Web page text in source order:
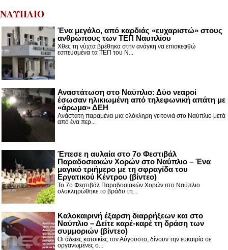
ΝΑΥΠΛΙΟ
Ένα μεγάλο, από καρδιάς «ευχαριστώ» στους
ανθρώπους των ΤΕΠ Ναυπλίου
Χθες τη νύχτα βρέθηκα στην ανάγκη να επισκεφθώ
εσπευσμένα τα ΤΕΠ του Ν...
Αναστάτωση στο Ναύπλιο: Δύο νεαροί
έσωσαν ηλικιωμένη από τηλεφωνική απάτη με
«άρωμα» ΔΕΗ
Ανάστατη παραμένει μια ολόκληρη γειτονιά στο Ναύπλιο μετά
από ένα περ...
Έπεσε η αυλαία στο 7ο Φεστιβάλ
Παραδοσιακών Χορών στο Ναύπλιο – Ένα
μαγικό τριήμερο με τη σφραγίδα του
Εργατικού Κέντρου (βίντεο)
Το 7ο Φεστιβάλ Παραδοσιακών Χορών στο Ναύπλιο
ολοκληρώθηκε το βράδυ τη...
Καλοκαιρινή έξαρση διαρρήξεων και στο
Ναύπλιο – Δείτε καρέ-καρέ τη δράση των
συμμοριών (βίντεο)
Οι άδειες κατοικίες τον Αύγουστο, δίνουν την ευκαιρία σε
οργανωμένες ο...